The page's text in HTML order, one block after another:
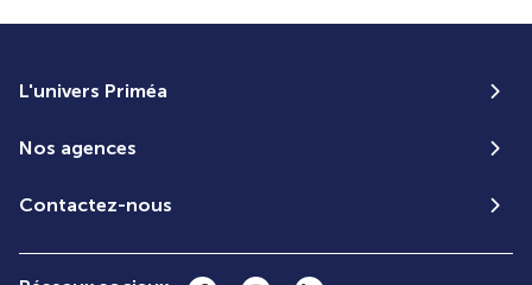
L'univers Priméa
Nos agences
Contactez-nous